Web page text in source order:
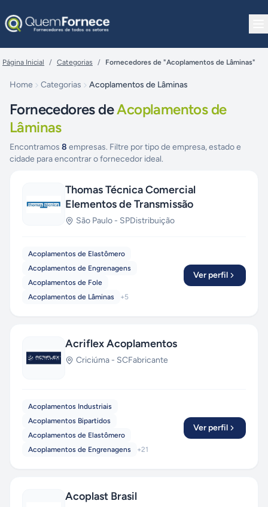
Página Inicial / Categorias / Fornecedores de "Acoplamentos de Lâminas"
Home Categorias Acoplamentos de Lâminas
Fornecedores deAcoplamentos de
Lâminas
Encontramos 8 empresas. Filtre por tipo de empresa, estado e
cidade para encontrar o fornecedor ideal.
Thomas Técnica Comercial
Elementos de Transmissão
São Paulo - SPDistribuição
Acoplamentos de Elastômero
Acoplamentos de Engrenagens
Acoplamentos de Fole
Acoplamentos de Lâminas
+5
Ver perfil
Acriflex Acoplamentos
Criciúma - SCFabricante
Acoplamentos Industriais
Acoplamentos Bipartidos
Acoplamentos de Elastômero
Acoplamentos de Engrenagens
+21
Ver perfil
Acoplast Brasil